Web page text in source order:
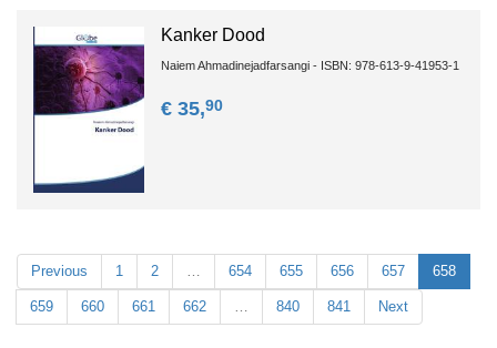
Kanker Dood
Naiem Ahmadinejadfarsangi - ISBN: 978-613-9-41953-1
€ 35,90
Previous 1 2 654 655 656 657 658
659 660 661 662 840 841 Next